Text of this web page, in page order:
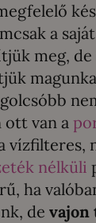
a
meg,
ott van a
vízfilteres,
nélküli
ha
de vajon